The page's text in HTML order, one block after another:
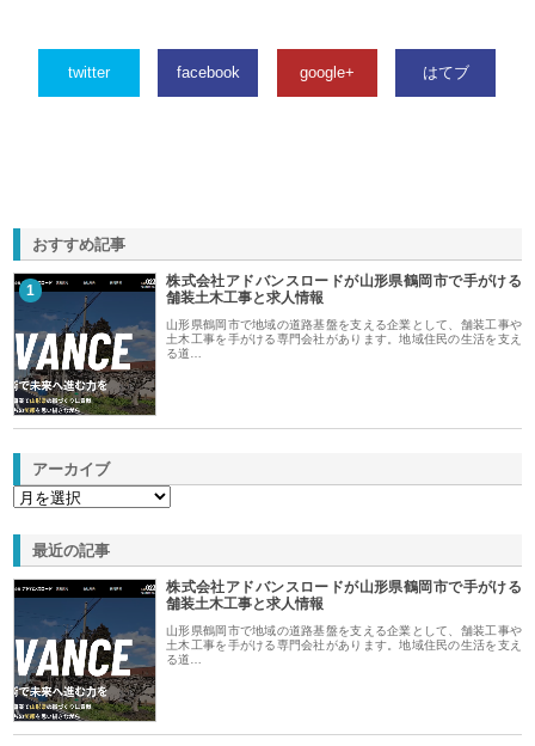
twitter facebook google+ はてブ
おすすめ記事
1
株式会社アドバンスロードが山形県鶴岡市で手がける
舗装土木工事と求人情報
山形県鶴岡市で地域の道路基盤を支える企業として、舗装工事や
土木工事を手がける専門会社があります。地域住民の生活を支え
る道…
アーカイブ
最近の記事
株式会社アドバンスロードが山形県鶴岡市で手がける
舗装土木工事と求人情報
山形県鶴岡市で地域の道路基盤を支える企業として、舗装工事や
土木工事を手がける専門会社があります。地域住民の生活を支え
る道…